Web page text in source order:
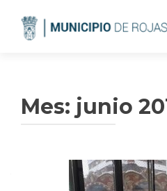
Mes: junio